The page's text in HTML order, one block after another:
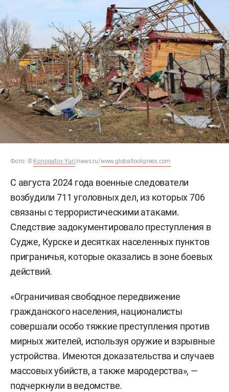
Фото: © Konopatov Yuri/news.ru/www.globallookpress.com
С августа 2024 года военные следователи
возбудили 711 уголовных дел, из которых 706
связаны с террористическими атаками.
Следствие задокументировало преступления в
Судже, Курске и десятках населенных пунктов
приграничья, которые оказались в зоне боевых
действий.
«Ограничивая свободное передвижение
гражданского населения, националисты
совершали особо тяжкие преступления против
мирных жителей, используя оружие и взрывные
устройства. Имеются доказательства и случаев
массовых убийств, а также мародерства», —
подчеркнули в ведомстве.